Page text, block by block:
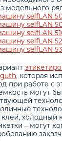
модельного
selfLAN
selfLAN
selfLAN
selfLAN
selfLAN
, которая
при работе с
могут
клей, холодный
– могут